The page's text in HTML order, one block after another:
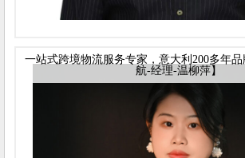
一站式跨境物流服务专家，意大利200多年
航-经理-温柳萍】